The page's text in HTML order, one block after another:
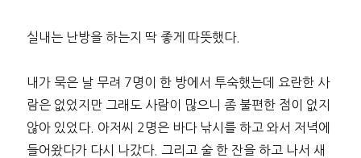
실내는 난방을 하는지 딱 좋게 따뜻했다.
내가 묵은 날 무려 7명이 한 방에서 투숙했는데 요란한 사
람은 없었지만 그래도 사람이 많으니 좀 불편한 점이 없지
않아 있었다. 아저씨 2명은 바다 낚시를 하고 와서 저녁에
들어왔다가 다시 나갔다. 그리고 술 한 잔을 하고 나서 새